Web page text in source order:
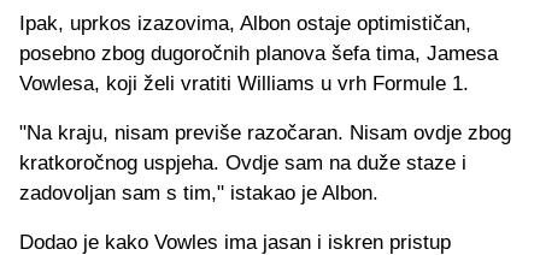
Ipak, uprkos izazovima, Albon ostaje optimističan,
posebno zbog dugoročnih planova šefa tima, Jamesa
Vowlesa, koji želi vratiti Williams u vrh Formule 1.
"Na kraju, nisam previše razočaran. Nisam ovdje zbog
kratkoročnog uspjeha. Ovdje sam na duže staze i
zadovoljan sam s tim," istakao je Albon.
Dodao je kako Vowles ima jasan i iskren pristup